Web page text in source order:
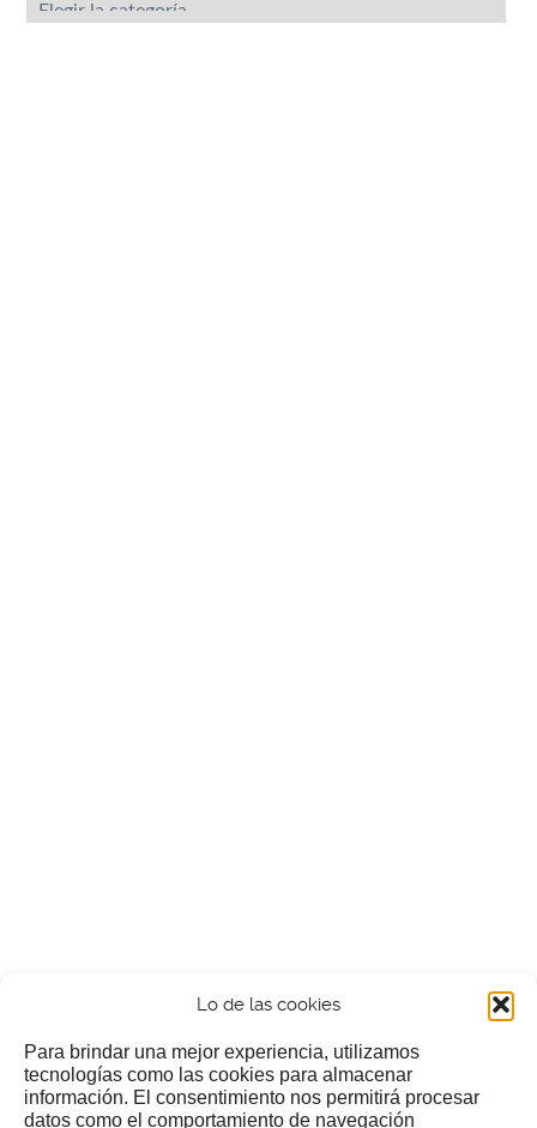
Lo de las cookies
Para brindar una mejor experiencia, utilizamos
tecnologías como las cookies para almacenar
información. El consentimiento nos permitirá procesar
datos como el comportamiento de navegación
¿Nos invitas a un cafecillo?